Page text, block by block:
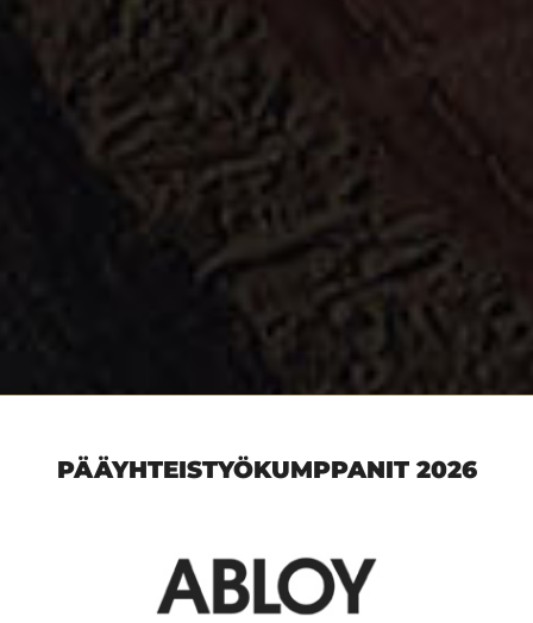
PÄÄYHTEISTYÖKUMPPANIT 2026